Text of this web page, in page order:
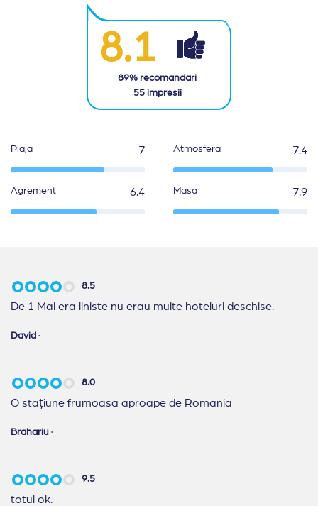
8.1
89% recomandari
55impresii
Plaja 7 Atmosfera 7.4
Agrement 6.4 Masa 7.9
8.5
De 1 Mai era liniste nu erau multe hoteluri deschise.
David ·
8.0
O stațiune frumoasa aproape de Romania
Brahariu ·
9.5
totul ok.